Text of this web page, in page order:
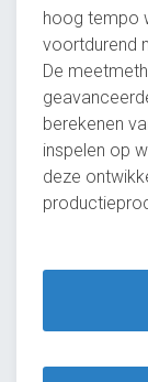
hoog tempo
voortdurend
De
berekenen
inspelen op
deze